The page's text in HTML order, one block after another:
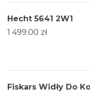
Hecht 5641 2W1
1 499.00 zł
Fiskars Widły Do